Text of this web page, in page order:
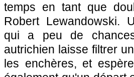
temps en tant que
Robert Lewandowski.
qui a peu de
autrichien laisse filtrer
les enchères, et